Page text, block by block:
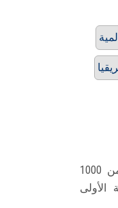
معامل التنسيق الإلكتروني تستقبل أكثر من 1000
الأولى